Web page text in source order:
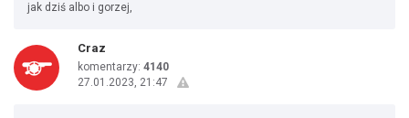
jak dziś albo i gorzej,
Craz
komentarzy: 4140
27.01.2023, 21:47